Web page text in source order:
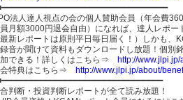
法人達人視点の会の個人賛助会員（年会費
月額3000円退会自由）になれば、達人レポー
最新レポートは原則平日毎日届く！）しかも、
音が聞けて資料もダウンロードし放題！個別
できる！詳しくはこちら⇒ http://
会特典はこちら⇒ http://www.jlpi.jp/about/
判断・投資判断レポートが全て読み放題！